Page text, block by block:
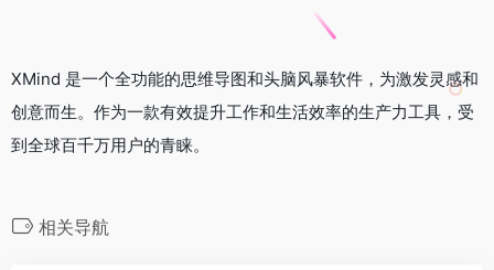
XMind 是一个全功能的思维导图和头脑风暴软件，为激发灵感和
创意而生。作为一款有效提升工作和生活效率的生产力工具，受
到全球百千万用户的青睐。
相关导航